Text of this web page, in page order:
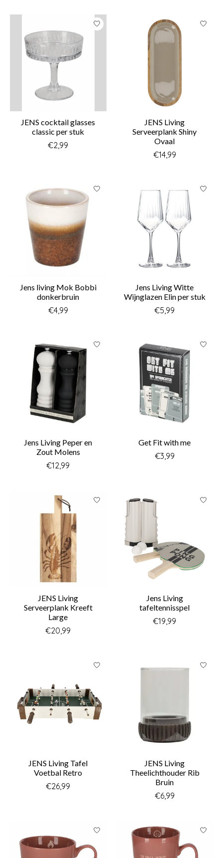
JENS cocktail glasses
classic per stuk
€2,99
JENS Living
Serveerplank Shiny
Ovaal
€14,99
Jens living Mok Bobbi
donkerbruin
€4,99
Jens Living Witte
Wijnglazen Elin per stuk
€5,99
Jens Living Peper en
Zout Molens
€12,99
Get Fit with me
€3,99
JENS Living
Serveerplank Kreeft
Large
€20,99
Jens Living
tafeltennisspel
€19,99
JENS Living Tafel
Voetbal Retro
€26,99
JENS Living
Theelichthouder Rib
Bruin
€6,99